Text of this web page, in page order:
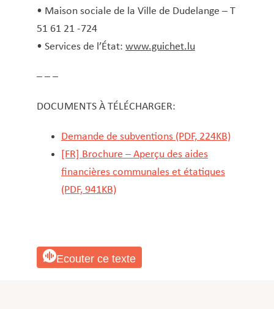
• Maison sociale de la Ville de Dudelange – T
51 61 21 -724
• Services de l’État: www.guichet.lu
– – –
DOCUMENTS À TÉLÉCHARGER:
Demande de subventions (PDF, 224KB)
[FR] Brochure – Aperçu des aides
financières communales et étatiques
(PDF, 941KB)
Ecouter ce texte